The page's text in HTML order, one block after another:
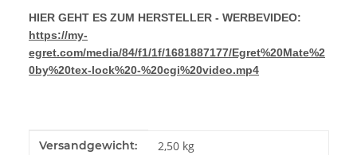
HIER GEHT ES ZUM HERSTELLER - WERBEVIDEO:
https://my-
egret.com/media/84/f1/1f/1681887177/Egret%20Mate%2
0by%20tex-lock%20-%20cgi%20video.mp4
Produkteigenschaft
Wert
Versandgewicht: 2,50 kg